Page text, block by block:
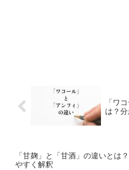
「ワ
は？
「甘麹」と「甘酒」の違いとは
やすく解釈